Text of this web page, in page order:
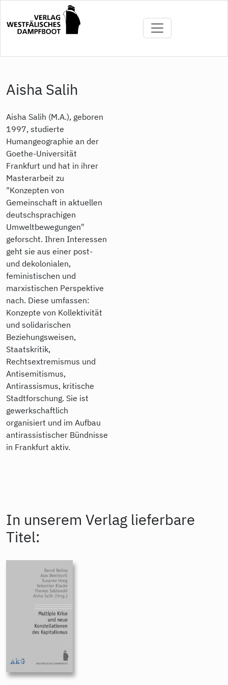
Inhalt
Aisha Salih
Aisha Salih (M.A.), geboren
1997, studierte
Humangeographie an der
Goethe-Universität
Frankfurt und hat in ihrer
Masterarbeit zu
"Konzepten von
Gemeinschaft in aktuellen
deutschsprachigen
Umweltbewegungen"
geforscht. Ihren Interessen
geht sie aus einer post-
und dekolonialen,
feministischen und
marxistischen Perspektive
nach. Diese umfassen:
Konzepte von Kollektivität
und solidarischen
Beziehungsweisen,
Staatskritik,
Rechtsextremismus und
Antisemitismus,
Antirassismus, kritische
Stadtforschung. Sie ist
gewerkschaftlich
organisiert und im Aufbau
antirassistischer Bündnisse
in Frankfurt aktiv.
In unserem Verlag lieferbare
Titel: